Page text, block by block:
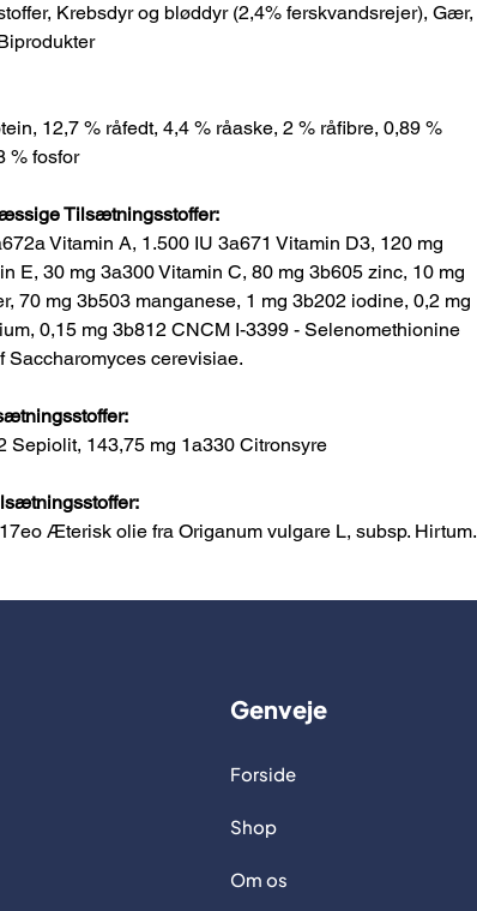
Krebsdyr og bløddyr (2,4% ferskvandsrejer), Gær,
12,7 % råfedt, 4,4 % råaske, 2 % råfibre, 0,89 %
% fosfor
Tilsætningsstoffer:
Vitamin A, 1.500 IU 3a671 Vitamin D3, 120 mg
E, 30 mg 3a300 Vitamin C, 80 mg 3b605 zinc, 10 mg
70 mg 3b503 manganese, 1 mg 3b202 iodine, 0,2 mg
0,15 mg 3b812 CNCM I-3399 - Selenomethionine
Saccharomyces cerevisiae.
Sepiolit, 143,75 mg 1a330 Citronsyre
Æterisk olie fra Origanum vulgare L, subsp. Hirtum.
Genveje
Forside
Shop
Om os